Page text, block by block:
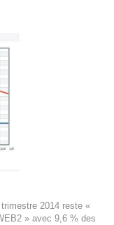
2014 reste «
» avec 9,6 % des